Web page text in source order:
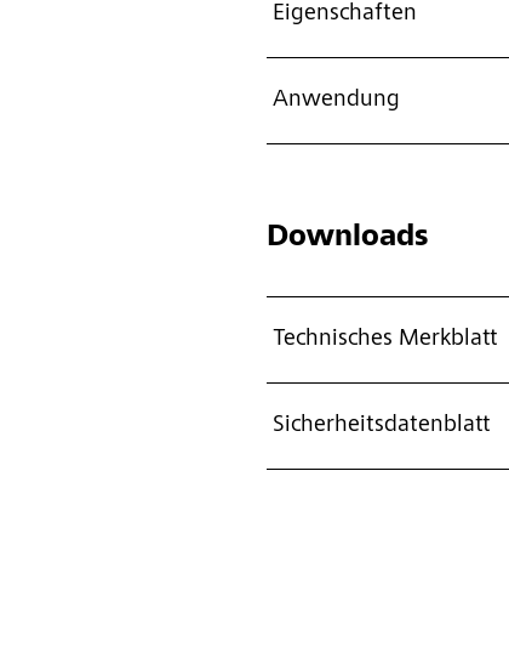
Eigenschaften
Anwendung
Downloads
Technisches Merkblatt
Sicherheitsdatenblatt